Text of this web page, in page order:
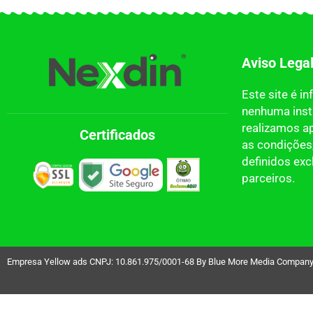
Certificados
Aviso Legal
Este site é
nenhuma
realizamos
as
definidos
parceiros.
Empresa Yellow ads CNPJ: 10.861.975/0001-68 By Blue More Media